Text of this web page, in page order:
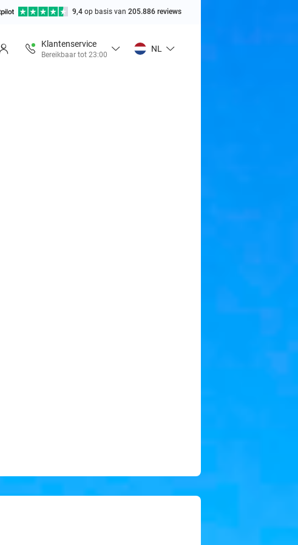
9,4 op basis van 205.886 reviews
Klantenservice
Bereikbaar tot 23:00
NL